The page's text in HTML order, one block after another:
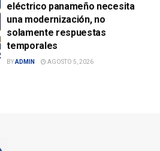
eléctrico panameño necesita
una modernización, no
solamente respuestas
temporales
BYADMIN AGOSTO 5, 2026